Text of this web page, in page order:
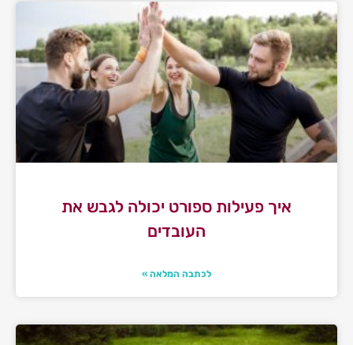
איך פעילות ספורט יכולה לגבש את
העובדים
לכתבה המלאה »